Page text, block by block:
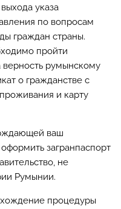
указа
по вопросам
граждан страны.
пройти
верность румынскому
о гражданстве с
и карту
ваш
загранпаспорт
не
Румынии.
процедуры